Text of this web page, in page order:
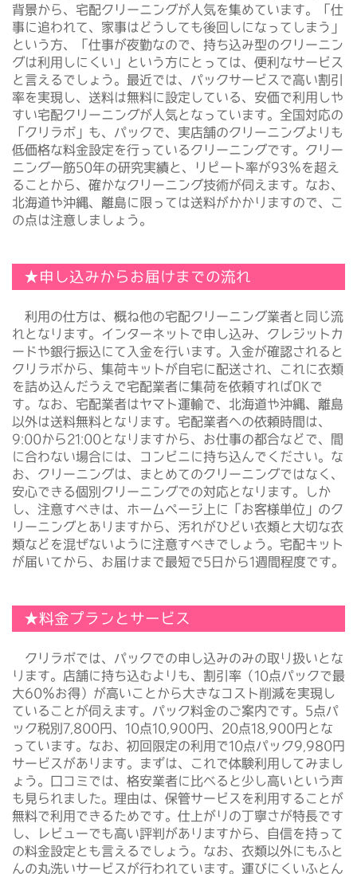
背景から、宅配クリーニングが人気を集めています。「仕
事に追われて、家事はどうしても後回しになってしまう」
という方、「仕事が夜勤なので、持ち込み型のクリーニン
グは利用しにくい」という方にとっては、便利なサービス
と言えるでしょう。最近では、パックサービスで高い割引
率を実現し、送料は無料に設定している、安価で利用しや
すい宅配クリーニングが人気となっています。全国対応の
「クリラボ」も、パックで、実店舗のクリーニングよりも
低価格な料金設定を行っているクリーニングです。クリー
ニング一筋50年の研究実績と、リピート率が93％を超え
ることから、確かなクリーニング技術が伺えます。なお、
北海道や沖縄、離島に限っては送料がかかりますので、こ
の点は注意しましょう。
★申し込みからお届けまでの流れ
利用の仕方は、概ね他の宅配クリーニング業者と同じ流
れとなります。インターネットで申し込み、クレジットカ
ードや銀行振込にて入金を行います。入金が確認されると
クリラボから、集荷キットが自宅に配送され、これに衣類
を詰め込んだうえで宅配業者に集荷を依頼すればOKで
す。なお、宅配業者はヤマト運輸で、北海道や沖縄、離島
以外は送料無料となります。宅配業者への依頼時間は、
9:00から21:00となりますから、お仕事の都合などで、間
に合わない場合には、コンビニに持ち込んでください。な
お、クリーニングは、まとめてのクリーニングではなく、
安心できる個別クリーニングでの対応となります。しか
し、注意すべきは、ホームページ上に「お客様単位」のク
リーニングとありますから、汚れがひどい衣類と大切な衣
類などを混ぜないように注意すべきでしょう。宅配キット
が届いてから、お届けまで最短で5日から1週間程度です。
★料金プランとサービス
クリラボでは、パックでの申し込みのみの取り扱いとな
ります。店舗に持ち込むよりも、割引率（10点パックで最
大60％お得）が高いことから大きなコスト削減を実現し
ていることが伺えます。パック料金のご案内です。5点パ
ック税別7,800円、10点10,900円、20点18,900円とな
っています。なお、初回限定の利用で10点パック9,980円
サービスがあります。まずは、これで体験利用してみまし
ょう。口コミでは、格安業者に比べると少し高いという声
も見られました。理由は、保管サービスを利用することが
無料で利用できるためです。仕上がりの丁寧さが特長です
し、レビューでも高い評判がありますから、自信を持って
の料金設定とも言えるでしょう。なお、衣類以外にもふと
んの丸洗いサービスが行われています。運びにくいふとん